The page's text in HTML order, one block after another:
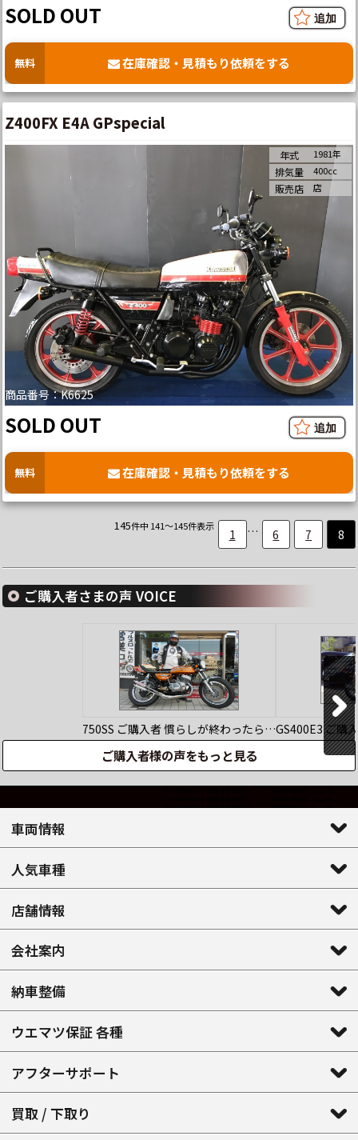
SOLD OUT
無料 在庫確認・見積もり依頼をする
Z400FX E4A GPspecial
商品番号：K6625
年式 1981年
排気量 400cc
販売店 店
SOLD OUT
無料 在庫確認・見積もり依頼をする
145件中 141～145件表示
1 … 6 7 8
ご購入者さまの声 VOICE
750SS ご購入者慣らしが終わったら…GS400E3ご購
ご購入者様の声をもっと見る
車両情報
人気車種
店舗情報
会社案内
納車整備
ウエマツ保証 各種
アフターサポート
買取 / 下取り